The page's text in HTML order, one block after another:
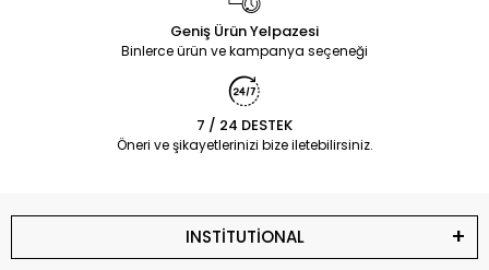
Geniş Ürün Yelpazesi
Binlerce ürün ve kampanya seçeneği
7 / 24 DESTEK
Öneri ve şikayetlerinizi bize iletebilirsiniz.
INSTİTUTİONAL